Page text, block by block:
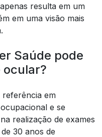
resulta em um
em uma visão mais
Saúde pode
ocular?
referência em
e se
realização de exames
30 anos de